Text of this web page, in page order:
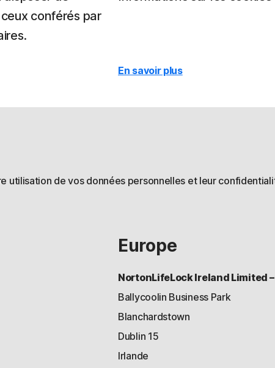
conférés par
En savoir plus
utilisation de vos données personnelles et leur
Europe
NortonLifeLock Ireland Limited
Ballycoolin Business Park
Blanchardstown
Dublin 15
Irlande